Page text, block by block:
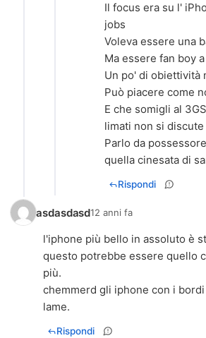
Il focus era su l'
jobs
Voleva essere una
Ma essere fan boy
Un po' di obiettività
Può piacere come
E che somigli al
limati non si discute
Parlo da
quella cinesata di
Rispondi
asdasdasd12 anni fa
l'iphone più bello in assoluto è
questo potrebbe essere quello
più.
chemmerd gli iphone con i
lame.
Rispondi